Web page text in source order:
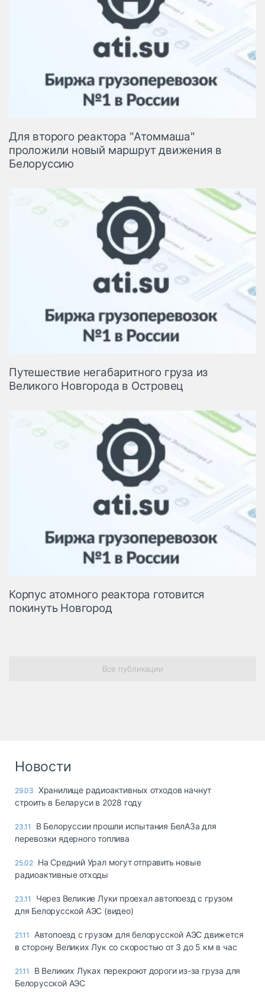
Для второго реактора "Атоммаша"
проложили новый маршрут движения в
Белоруссию
Путешествие негабаритного груза из
Великого Новгорода в Островец
Корпус атомного реактора готовится
покинуть Новгород
Все публикации
Новости
29.03 Хранилище радиоактивных отходов начнут
строить в Беларуси в 2028 году
23.11
В Белоруссии прошли испытания БелАЗа для
перевозки ядерного топлива
25.02 На Средний Урал могут отправить новые
радиоактивные отходы
23.11
Через Великие Луки проехал автопоезд с грузом
для Белорусской АЭС (видео)
21.11
Автопоезд с грузом для белорусской АЭС движется
в сторону Великих Лук со скоростью от 3 до 5 км в час
21.11
В Великих Луках перекроют дороги из-за груза для
Белорусской АЭС